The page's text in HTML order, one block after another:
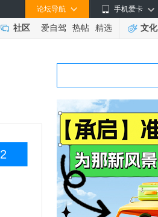
手机爱卡
论坛导航
社区 爱自驾 热帖 精选 文化
2